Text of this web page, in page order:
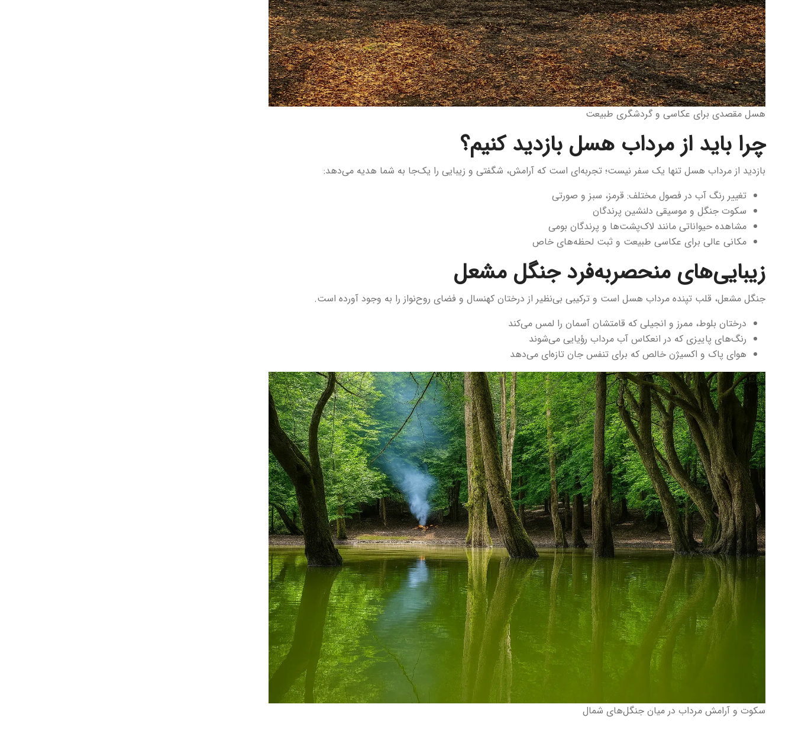
هسل مقصدی برای عکاسی و گردشگری طبیعت
چرا باید از مرداب هسل بازدید کنیم؟
بازدید از مرداب هسل تنها یک سفر نیست؛ تجربه‌ای است که آرامش، شگفتی و زیبایی را یک‌جا به شما هدیه می‌دهد:
تغییر رنگ آب در فصول مختلف: قرمز، سبز و صورتی
سکوت جنگل و موسیقی دلنشین پرندگان
مشاهده حیواناتی مانند لاک‌پشت‌ها و پرندگان بومی
مکانی عالی برای عکاسی طبیعت و ثبت لحظه‌های خاص
زیبایی‌های منحصربه‌فرد جنگل مشعل
جنگل مشعل، قلب تپنده مرداب هسل است و ترکیبی بی‌نظیر از درختان کهنسال و فضای روح‌نواز را به وجود آورده است.
درختان بلوط، ممرز و انجیلی که قامتشان آسمان را لمس می‌کند
رنگ‌های پاییزی که در انعکاس آب مرداب رؤیایی می‌شوند
هوای پاک و اکسیژن خالص که برای تنفس جان تازه‌ای می‌دهد
سکوت و آرامش مرداب در میان جنگل‌های شمال